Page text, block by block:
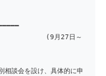
相談会 (9月27日～
相談会を設け、具体的に申